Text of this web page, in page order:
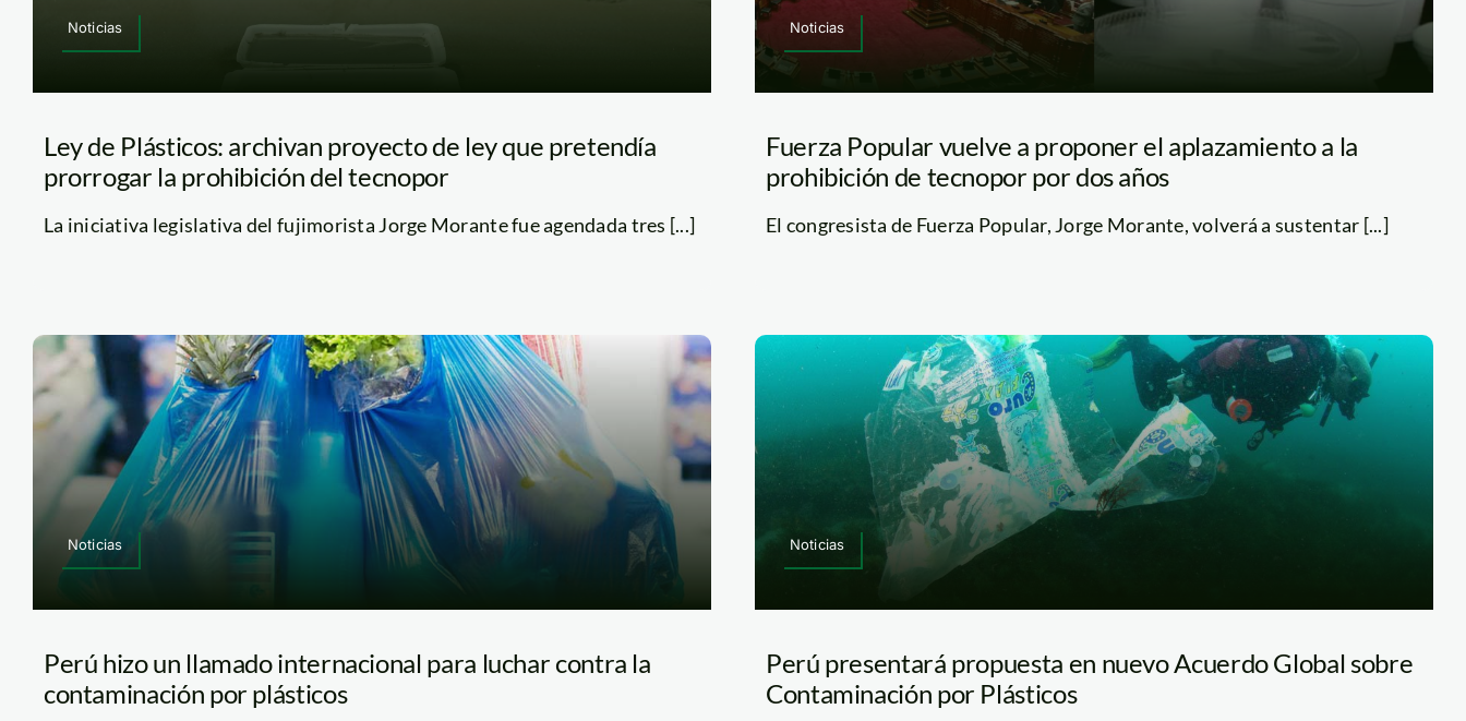
Noticias
Ley de Plásticos: archivan proyecto de ley que pretendía
prorrogar la prohibición del tecnopor
La iniciativa legislativa del fujimorista Jorge Morante fue agendada tres [...]
Noticias
Fuerza Popular vuelve a proponer el aplazamiento a la
prohibición de tecnopor por dos años
El congresista de Fuerza Popular, Jorge Morante, volverá a sustentar [...]
Noticias
Perú hizo un llamado internacional para luchar contra la
contaminación por plásticos
Noticias
Perú presentará propuesta en nuevo Acuerdo Global sobre
Contaminación por Plásticos